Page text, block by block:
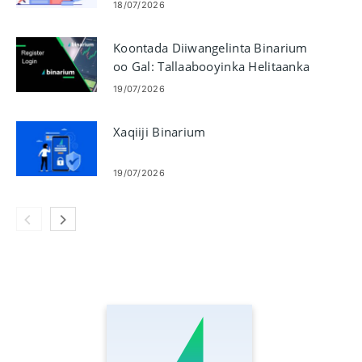
18/07/2026
Koontada Diiwangelinta Binarium
oo Gal: Tallaabooyinka Helitaanka
Koontada
19/07/2026
Xaqiiji Binarium
19/07/2026